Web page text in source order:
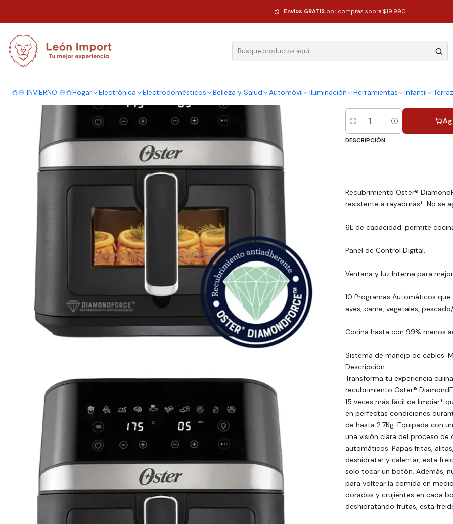
☃️☃️ INVIERNO ☃️☃️Hogar Electrónica Electrodomésticos Belleza y Salud Automóvil Iluminación Herramientas Infantil
Envíos GRATIS por compras sobre $19.990
Freidora De Aire Digital Recubrimiento Oster Diamondforce 6 Lts 10 Programas Automáticos
| Freidora
6 Lts 10
Cantidad
DESCRIPCIÓN
Recubrimiento Oster®
resistente a rayaduras*: No se
6L de capacidad: permite
Panel de Control Digital.
Ventana y luz Interna para
10 Programas Automáticos
aves, carne, vegetales,
Cocina hasta con 99% menos
Sistema de manejo de cables:
Descripción:
Transforma tu experiencia
recubrimiento Oster®
15 veces más fácil de limpiar*
en perfectas condiciones
de hasta 2.7Kg. Equipada con
una visión clara del proceso de
automáticos: Papas fritas,
deshidratar y calentar, esta
solo tocar un botón. Además,
para voltear la comida en
dorados y crujientes en cada
deshidratando frutas, esta